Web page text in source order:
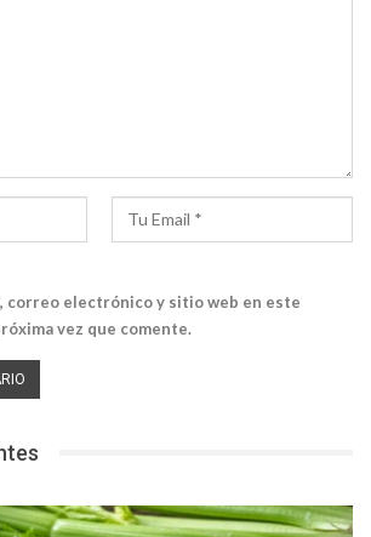
correo electrónico y sitio web en este
vez que comente.